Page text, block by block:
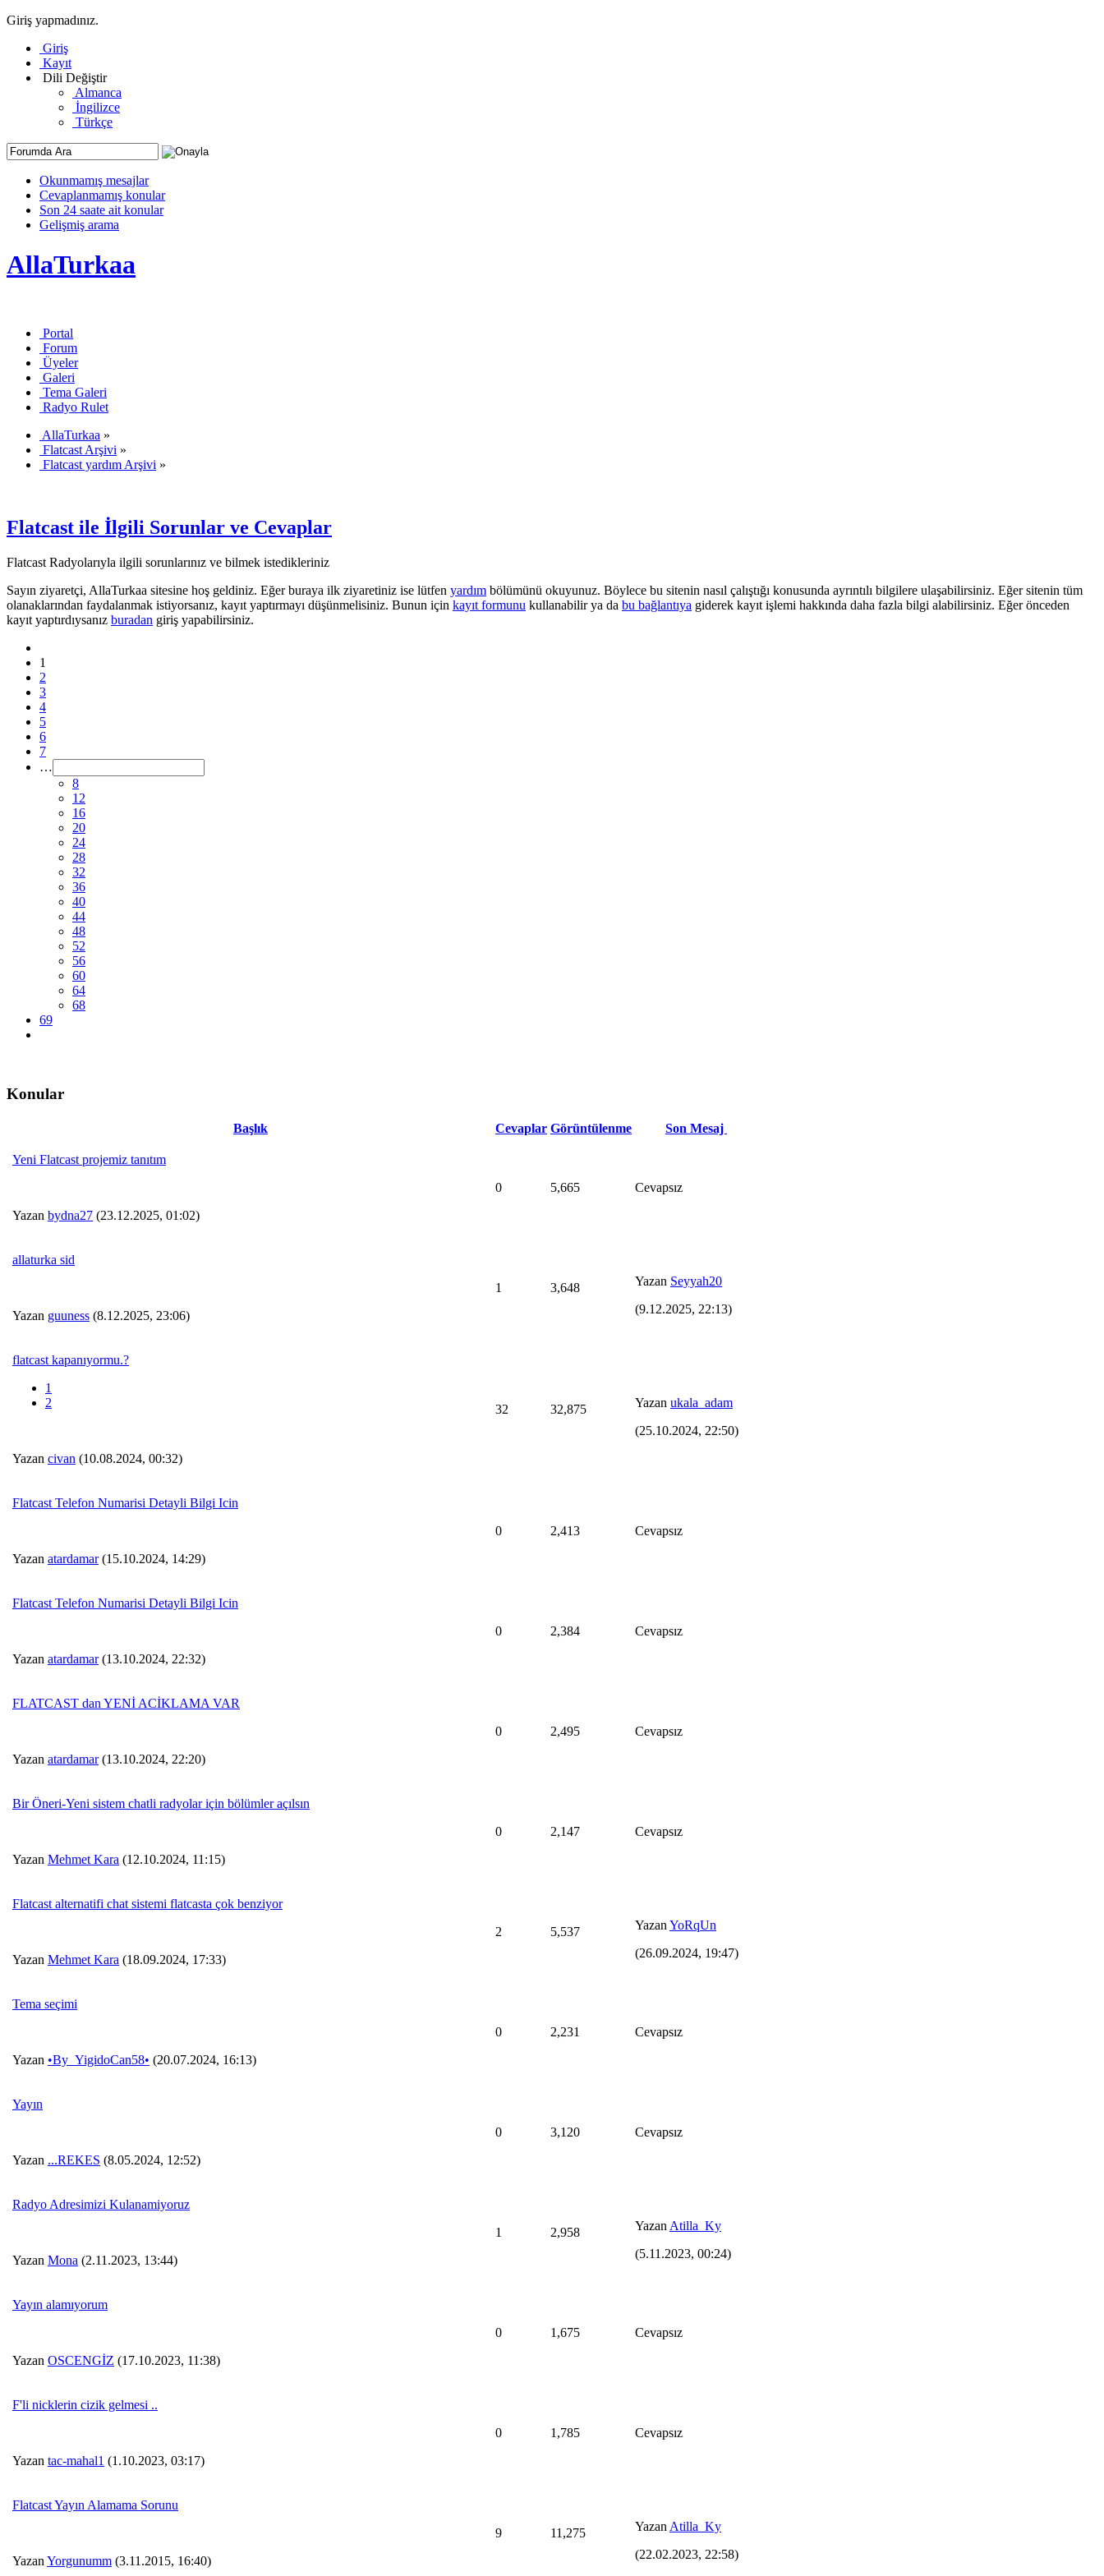
Giriş yapmadınız.
Giriş
Kayıt
Dili Değiştir
Almanca
İngilizce
Türkçe
Okunmamış mesajlar
Cevaplanmamış konular
Son 24 saate ait konular
Gelişmiş arama
AllaTurkaa
Portal
Forum
Üyeler
Galeri
Tema Galeri
Radyo Rulet
AllaTurkaa »
Flatcast Arşivi »
Flatcast yardım Arşivi »
Flatcast ile İlgili Sorunlar ve Cevaplar
Flatcast Radyolarıyla ilgili sorunlarınız ve bilmek istedikleriniz
Sayın ziyaretçi, AllaTurkaa sitesine hoş geldiniz. Eğer buraya ilk ziyaretiniz ise lütfen yardım bölümünü okuyunuz. Böylece bu sitenin nasıl çalıştığı konusunda ayrıntılı bilgilere ulaşabilirsiniz. Eğer sitenin tüm
olanaklarından faydalanmak istiyorsanız, kayıt yaptırmayı düşünmelisiniz. Bunun için kayıt formunu kullanabilir ya da bu bağlantıya giderek kayıt işlemi hakkında daha fazla bilgi alabilirsiniz. Eğer önceden
kayıt yaptırdıysanız buradan giriş yapabilirsiniz.
1
2
3
4
5
6
7
…
8
12
16
20
24
28
32
36
40
44
48
52
56
60
64
68
69
Konular
Başlık Cevaplar Görüntülenme Son Mesaj
Yeni Flatcast projemiz tanıtım
Yazan bydna27 (23.12.2025, 01:02)
0 5,665 Cevapsız
allaturka sid
Yazan guuness (8.12.2025, 23:06)
1 3,648 Yazan Seyyah20
(9.12.2025, 22:13)
flatcast kapanıyormu.?
1
2
Yazan civan (10.08.2024, 00:32)
32 32,875 Yazan ukala_adam
(25.10.2024, 22:50)
Flatcast Telefon Numarisi Detayli Bilgi Icin
Yazan atardamar(15.10.2024, 14:29)
0 2,413 Cevapsız
Flatcast Telefon Numarisi Detayli Bilgi Icin
Yazan atardamar(13.10.2024, 22:32)
0 2,384 Cevapsız
FLATCAST dan YENİ ACİKLAMA VAR
Yazan atardamar(13.10.2024, 22:20)
0 2,495 Cevapsız
Bir Öneri-Yeni sistem chatli radyolar için bölümler açılsın
Yazan Mehmet Kara (12.10.2024, 11:15)
0 2,147 Cevapsız
Flatcast alternatifi chat sistemi flatcasta çok benziyor
Yazan Mehmet Kara (18.09.2024, 17:33)
2 5,537 Yazan YoRqUn
(26.09.2024, 19:47)
Tema seçimi
Yazan •By_YigidoCan58• (20.07.2024, 16:13)
0 2,231 Cevapsız
Yayın
Yazan ...REKES (8.05.2024, 12:52)
0 3,120 Cevapsız
Radyo Adresimizi Kulanamiyoruz
Yazan Mona (2.11.2023, 13:44)
1 2,958 Yazan Atilla_Ky
(5.11.2023, 00:24)
Yayın alamıyorum
Yazan OSCENGİZ (17.10.2023, 11:38)
0 1,675 Cevapsız
F'li nicklerin cizik gelmesi ..
Yazan tac-mahal1 (1.10.2023, 03:17)
0 1,785 Cevapsız
Flatcast Yayın Alamama Sorunu
Yazan Yorgunumm (3.11.2015, 16:40)
9 11,275 Yazan Atilla_Ky
(22.02.2023, 22:58)